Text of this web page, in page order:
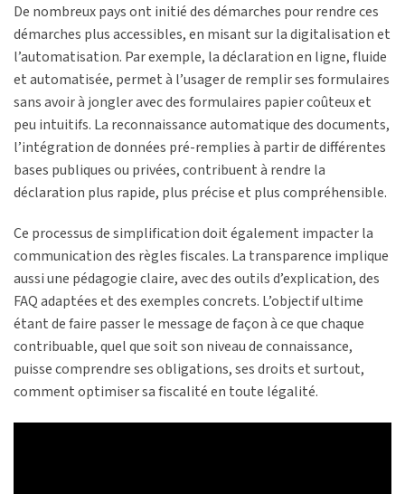
De nombreux pays ont initié des démarches pour rendre ces
démarches plus accessibles, en misant sur la digitalisation et
l’automatisation. Par exemple, la déclaration en ligne, fluide
et automatisée, permet à l’usager de remplir ses formulaires
sans avoir à jongler avec des formulaires papier coûteux et
peu intuitifs. La reconnaissance automatique des documents,
l’intégration de données pré-remplies à partir de différentes
bases publiques ou privées, contribuent à rendre la
déclaration plus rapide, plus précise et plus compréhensible.
Ce processus de simplification doit également impacter la
communication des règles fiscales. La transparence implique
aussi une pédagogie claire, avec des outils d’explication, des
FAQ adaptées et des exemples concrets. L’objectif ultime
étant de faire passer le message de façon à ce que chaque
contribuable, quel que soit son niveau de connaissance,
puisse comprendre ses obligations, ses droits et surtout,
comment optimiser sa fiscalité en toute légalité.